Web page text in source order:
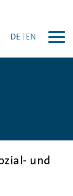
DE EN
und